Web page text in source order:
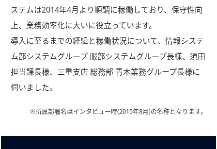
ステムは2014年4月より順調に稼働しており、保守性向
上、業務効率化に大いに役立っています。
導入に至るまでの経緯と稼働状況について、情報システ
ム部システムグループ 服部システムグループ長様、須田
担当課長様、三重支店 総務部 青木業務グループ長様に
伺いました。
※所属部署名はインタビュー時(2015年8月)の名称となります。